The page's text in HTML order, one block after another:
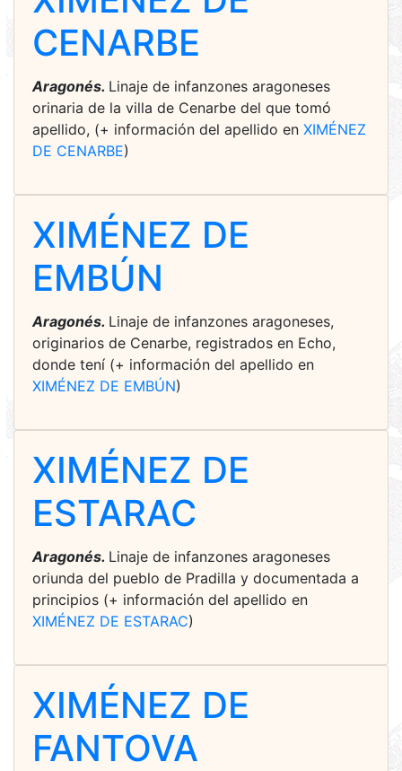
CENARBE
Aragonés. Linaje de infanzones aragoneses
orinaria de la villa de Cenarbe del que tomó
apellido, (+ información del apellido en XIMÉNEZ
DE CENARBE)
XIMÉNEZ DE
EMBÚN
Aragonés. Linaje de infanzones aragoneses,
originarios de Cenarbe, registrados en Echo,
donde tení (+ información del apellido en
XIMÉNEZ DE EMBÚN)
XIMÉNEZ DE
ESTARAC
Aragonés. Linaje de infanzones aragoneses
oriunda del pueblo de Pradilla y documentada a
principios (+ información del apellido en
XIMÉNEZ DE ESTARAC)
XIMÉNEZ DE
FANTOVA